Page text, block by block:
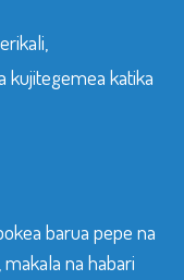
kujitegemea katika
barua pepe na
na habari